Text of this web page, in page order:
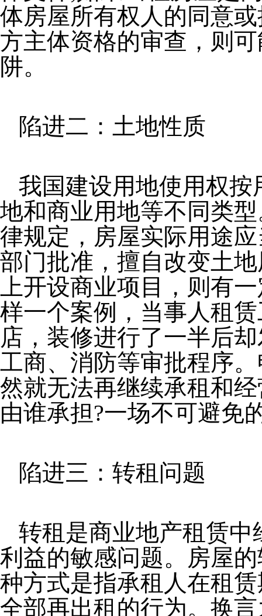
体房屋所有权人的同意
方主体资格的审查，则
阱。
陷进二：土地性质
我国建设用地使用权
地和商业用地等不同类
律规定，房屋实际用途
部门批准，擅自改变土
上开设商业项目，则有
样一个案例，当事人租
店，装修进行了一半后
工商、消防等审批程序
然就无法再继续承租和
由谁承担?一场不可避免
陷进三：转租问题
转租是商业地产租赁
利益的敏感问题。房屋
种方式是指承租人在租
全部再出租的行为。换